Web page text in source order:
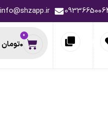
info@shzapp.ir
0تومان
0